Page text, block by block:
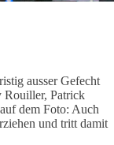
ausser Gefecht
Rouiller, Patrick
dem Foto: Auch
und tritt damit